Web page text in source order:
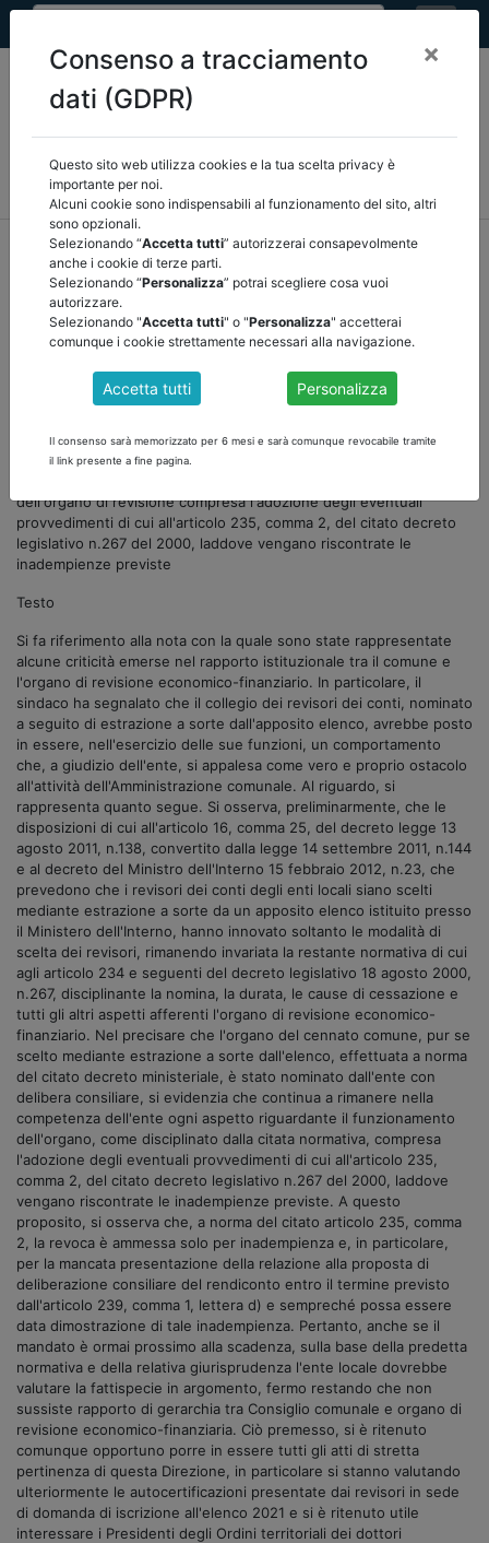
MEF FINANZA LOCALE/OSSERVATORIO
NORMATIVA
CORTE DEI CONTI E GIURISPRUDENZA
home documenti pubblici normativa/torna indietro
DOCUMENTI PUBBLICI
CONFLITTUALITA' TRA ORGANO DI REVISIONE
ENTE LOCALE
Sintesi/Massima
dell'organo di revisione compresa l'adozione degli eventuali
provvedimenti di cui all'articolo 235, comma 2, del citato decreto
legislativo n.267 del 2000, laddove vengano riscontrate le
inadempienze previste
Testo
Si fa riferimento alla nota con la quale sono state rappresentate
alcune criticità emerse nel rapporto istituzionale tra il comune e
l'organo di revisione economico-finanziario. In particolare, il
sindaco ha segnalato che il collegio dei revisori dei conti, nominato
a seguito di estrazione a sorte dall'apposito elenco, avrebbe posto
in essere, nell'esercizio delle sue funzioni, un comportamento
che, a giudizio dell'ente, si appalesa come vero e proprio ostacolo
all'attività dell'Amministrazione comunale. Al riguardo, si
rappresenta quanto segue. Si osserva, preliminarmente, che le
disposizioni di cui all'articolo 16, comma 25, del decreto legge 13
agosto 2011, n.138, convertito dalla legge 14 settembre 2011, n.144
e al decreto del Ministro dell'Interno 15 febbraio 2012, n.23, che
prevedono che i revisori dei conti degli enti locali siano scelti
mediante estrazione a sorte da un apposito elenco istituito presso
il Ministero dell'Interno, hanno innovato soltanto le modalità di
scelta dei revisori, rimanendo invariata la restante normativa di cui
agli articolo 234 e seguenti del decreto legislativo 18 agosto 2000,
n.267, disciplinante la nomina, la durata, le cause di cessazione e
tutti gli altri aspetti afferenti l'organo di revisione economico-
finanziario. Nel precisare che l'organo del cennato comune, pur se
scelto mediante estrazione a sorte dall'elenco, effettuata a norma
del citato decreto ministeriale, è stato nominato dall'ente con
delibera consiliare, si evidenzia che continua a rimanere nella
competenza dell'ente ogni aspetto riguardante il funzionamento
dell'organo, come disciplinato dalla citata normativa, compresa
l'adozione degli eventuali provvedimenti di cui all'articolo 235,
comma 2, del citato decreto legislativo n.267 del 2000, laddove
vengano riscontrate le inadempienze previste. A questo
proposito, si osserva che, a norma del citato articolo 235, comma
2, la revoca è ammessa solo per inadempienza e, in particolare,
per la mancata presentazione della relazione alla proposta di
deliberazione consiliare del rendiconto entro il termine previsto
dall'articolo 239, comma 1, lettera d) e sempreché possa essere
data dimostrazione di tale inadempienza. Pertanto, anche se il
mandato è ormai prossimo alla scadenza, sulla base della predetta
normativa e della relativa giurisprudenza l'ente locale dovrebbe
valutare la fattispecie in argomento, fermo restando che non
sussiste rapporto di gerarchia tra Consiglio comunale e organo di
revisione economico-finanziaria. Ciò premesso, si è ritenuto
comunque opportuno porre in essere tutti gli atti di stretta
pertinenza di questa Direzione, in particolare si stanno valutando
ulteriormente le autocertificazioni presentate dai revisori in sede
di domanda di iscrizione all'elenco 2021 e si è ritenuto utile
interessare i Presidenti degli Ordini territoriali dei dottori
Consenso a tracciamento
dati (GDPR)
×
Questo sito web utilizza cookies e la tua scelta privacy è
importante per noi.
Alcuni cookie sono indispensabili al funzionamento del sito, altri
sono opzionali.
Selezionando “Accetta tutti” autorizzerai consapevolmente
anche i cookie di terze parti.
Selezionando “Personalizza” potrai scegliere cosa vuoi
autorizzare.
Selezionando "Accetta tutti" o "Personalizza" accetterai
comunque i cookie strettamente necessari alla navigazione.
Accetta tutti Personalizza
Il consenso sarà memorizzato per 6 mesi e sarà comunque revocabile tramite
il link presente a fine pagina.